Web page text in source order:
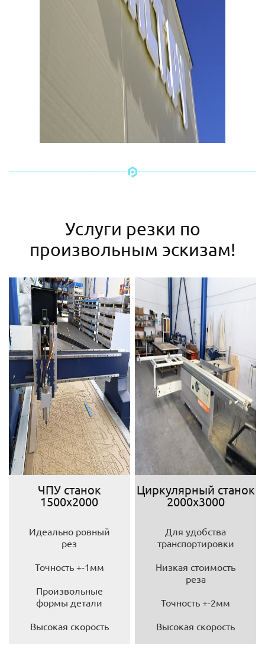
Услуги резки по
произвольным эскизам!
ЧПУ станок
1500х2000
Идеально ровный
рез
Точность +-1мм
Произвольные
формы детали
Высокая скорость
Циркулярный станок
2000х3000
Для удобства
транспортировки
Низкая стоимость
реза
Точность +-2мм
Высокая скорость